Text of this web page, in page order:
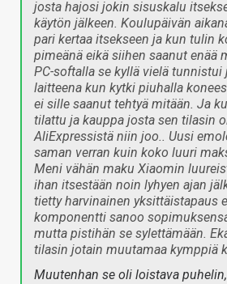
josta hajosi jokin sisuskalu
käytön jälkeen. Koulupäivän
pari kertaa itsekseen ja kun tulin
pimeänä eikä siihen saanut enää
PC-softalla se kyllä vielä
laitteena kun kytki piuhalla
ei sille saanut tehtyä mitään. Ja
tilattu ja kauppa josta sen tilasin
AliExpressistä niin joo.. Uusi
saman verran kuin koko luuri
Meni vähän maku Xiaomin
ihan itsestään noin lyhyen ajan
tietty harvinainen yksittäistapaus
komponentti sanoo
mutta pistihän se sylettämään.
tilasin jotain muutamaa kymppiä
Muutenhan se oli loistava